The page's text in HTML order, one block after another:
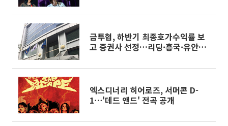
금투협, 하반기 최종호가수익률 보
고 증권사 선정…리딩·흥국·유안타
엑스디너리 히어로즈, 서머콘 D-
1⋯'데드 앤드' 전곡 공개